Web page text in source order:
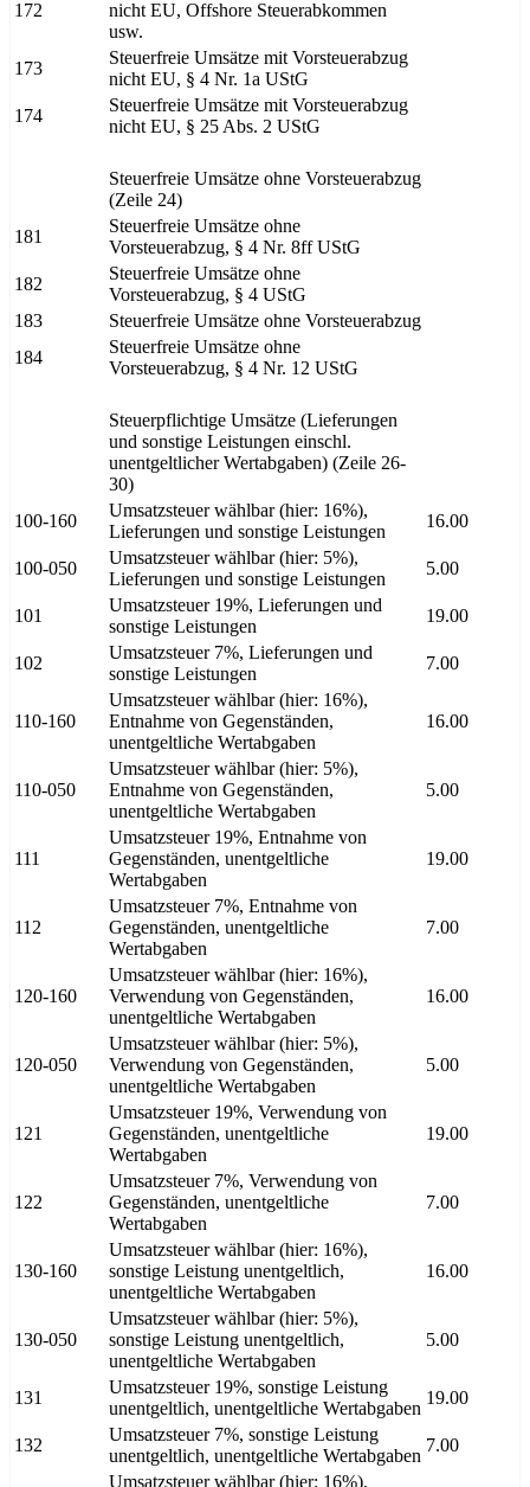
172
nicht EU, Offshore Steuerabkommen
usw.
173
Steuerfreie Umsätze mit Vorsteuerabzug
nicht EU, § 4 Nr. 1a UStG
174
Steuerfreie Umsätze mit Vorsteuerabzug
nicht EU, § 25 Abs. 2 UStG
Steuerfreie Umsätze ohne Vorsteuerabzug
(Zeile 24)
181
Steuerfreie Umsätze ohne
Vorsteuerabzug, § 4 Nr. 8ff UStG
182
Steuerfreie Umsätze ohne
Vorsteuerabzug, § 4 UStG
183
Steuerfreie Umsätze ohne Vorsteuerabzug
184
Steuerfreie Umsätze ohne
Vorsteuerabzug, § 4 Nr. 12 UStG
Steuerpflichtige Umsätze (Lieferungen
und sonstige Leistungen einschl.
unentgeltlicher Wertabgaben) (Zeile 26-
30)
100-160
Umsatzsteuer wählbar (hier: 16%),
Lieferungen und sonstige Leistungen
16.00
100-050
Umsatzsteuer wählbar (hier: 5%),
Lieferungen und sonstige Leistungen
5.00
101
Umsatzsteuer 19%, Lieferungen und
sonstige Leistungen
19.00
102
Umsatzsteuer 7%, Lieferungen und
sonstige Leistungen
7.00
110-160
Umsatzsteuer wählbar (hier: 16%),
Entnahme von Gegenständen,
unentgeltliche Wertabgaben
16.00
110-050
Umsatzsteuer wählbar (hier: 5%),
Entnahme von Gegenständen,
unentgeltliche Wertabgaben
5.00
111
Umsatzsteuer 19%, Entnahme von
Gegenständen, unentgeltliche
Wertabgaben
19.00
112
Umsatzsteuer 7%, Entnahme von
Gegenständen, unentgeltliche
Wertabgaben
7.00
120-160
Umsatzsteuer wählbar (hier: 16%),
Verwendung von Gegenständen,
unentgeltliche Wertabgaben
16.00
120-050
Umsatzsteuer wählbar (hier: 5%),
Verwendung von Gegenständen,
unentgeltliche Wertabgaben
5.00
121
Umsatzsteuer 19%, Verwendung von
Gegenständen, unentgeltliche
Wertabgaben
19.00
122
Umsatzsteuer 7%, Verwendung von
Gegenständen, unentgeltliche
Wertabgaben
7.00
130-160
Umsatzsteuer wählbar (hier: 16%),
sonstige Leistung unentgeltlich,
unentgeltliche Wertabgaben
16.00
130-050
Umsatzsteuer wählbar (hier: 5%),
sonstige Leistung unentgeltlich,
unentgeltliche Wertabgaben
5.00
131
Umsatzsteuer 19%, sonstige Leistung
unentgeltlich, unentgeltliche Wertabgaben
19.00
132
Umsatzsteuer 7%, sonstige Leistung
unentgeltlich, unentgeltliche Wertabgaben
7.00
Umsatzsteuer wählbar (hier: 16%),